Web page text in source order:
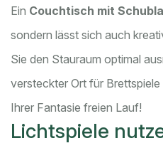
Ein Couchtisch mit
sondern lässt sich auch
Sie den Stauraum optimal
versteckter Ort für
Ihrer Fantasie freien Lauf!
Lichtspiele